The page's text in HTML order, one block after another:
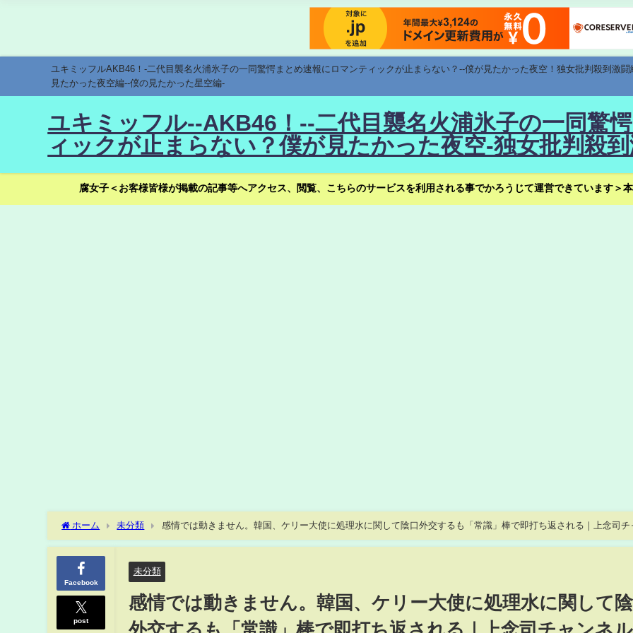
ユキミッフルAKB46！-二代目襲名火浦氷子の一同驚愕まとめ速報にロマンティックが止まらない？--僕が見たかった夜空！独女批判殺到激
見たかった夜空編--僕の見たかった星空編-
ユキミッフル--AKB46！--二代目襲名火浦氷子の一同驚
ィックが止まらない？僕が見たかった夜空-独女批判殺
腐女子＜お客様皆様が掲載の記事等へアクセス、閲覧、こちらのサービスを利用される事でかろうじて運営できています＞
ホーム 未分類
感情では動きません。韓国、ケリー大使に処理水に関して陰口外交するも「常識」棒で即打ち返される｜上念司チ
ネル ニュースの虎側
Facebook
post
未分類
感情では動きません。韓国、ケリー大使に処理水に関して陰